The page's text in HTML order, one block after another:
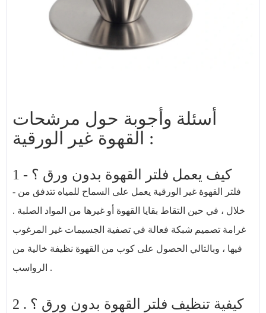
أسئلة وأجوبة حول مرشحات
القهوة غير الورقية :
1 - كيف يعمل فلتر القهوة بدون ورق ؟
- فلتر القهوة غير الورقية يعمل على السماح للمياه تتدفق من
خلال ، في حين التقاط بقايا القهوة أو غيرها من المواد الصلبة .
غرامة تصميم شبكة فعالة في تصفية الجسيمات غير المرغوب
فيها ، وبالتالي الحصول على كوب من القهوة نظيفة خالية من
الرواسب .
2 . كيفية تنظيف فلتر القهوة بدون ورق ؟